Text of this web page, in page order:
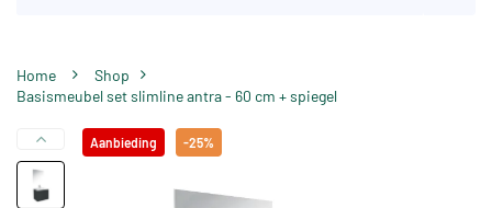
Home
Shop
Basismeubel set slimline antra - 60 cm + spiegel
Aanbieding -25%